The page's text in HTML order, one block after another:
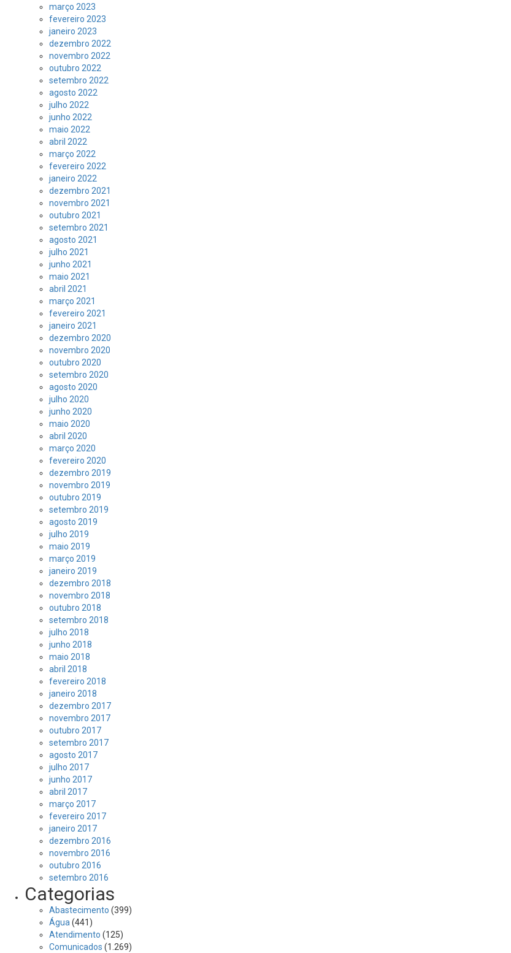
março 2023
fevereiro 2023
janeiro 2023
dezembro 2022
novembro 2022
outubro 2022
setembro 2022
agosto 2022
julho 2022
junho 2022
maio 2022
abril 2022
março 2022
fevereiro 2022
janeiro 2022
dezembro 2021
novembro 2021
outubro 2021
setembro 2021
agosto 2021
julho 2021
junho 2021
maio 2021
abril 2021
março 2021
fevereiro 2021
janeiro 2021
dezembro 2020
novembro 2020
outubro 2020
setembro 2020
agosto 2020
julho 2020
junho 2020
maio 2020
abril 2020
março 2020
fevereiro 2020
dezembro 2019
novembro 2019
outubro 2019
setembro 2019
agosto 2019
julho 2019
maio 2019
março 2019
janeiro 2019
dezembro 2018
novembro 2018
outubro 2018
setembro 2018
julho 2018
junho 2018
maio 2018
abril 2018
fevereiro 2018
janeiro 2018
dezembro 2017
novembro 2017
outubro 2017
setembro 2017
agosto 2017
julho 2017
junho 2017
abril 2017
março 2017
fevereiro 2017
janeiro 2017
dezembro 2016
novembro 2016
outubro 2016
setembro 2016
Categorias
Abastecimento (399)
Água (441)
Atendimento (125)
Comunicados (1.269)